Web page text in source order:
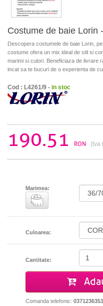
Costume de baie Lorin
Descopera costumele de baie Lorin,
costume ofera un mix ideal de stil si
marimi si culori. Beneficiaza de livrare
incat sa te bucuri de o experienta de
Cod : L4261/9 - in stoc
190.51 RON (tva
Marimea:
Culoarea:
Cantitate:
Comanda telefonic: 0371236351